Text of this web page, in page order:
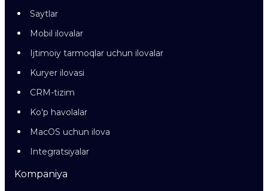
Saytlar
Mobil ilovalar
Ijtimoiy tarmoqlar uchun ilovalar
Kuryer ilovasi
CRM-tizim
Ko'p havolalar
MacOS uchun ilova
Integratsiyalar
Kompaniya